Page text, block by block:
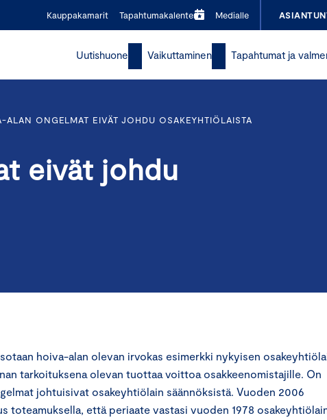
Kauppakamarit Tapahtumakalenteri Medialle
Uutishuone Vaikuttaminen Tapahtumat ja
ALAN ONGELMAT EIVÄT JOHDU OSAKEYHTIÖLAISTA
eivät johdu
hoiva-alan olevan irvokas esimerkki nykyisen
tarkoituksena olevan tuottaa voittoa osakkeenomistajille. On
johtuisivat osakeyhtiölain säännöksistä. Vuoden 2006
että periaate vastasi vuoden 1978